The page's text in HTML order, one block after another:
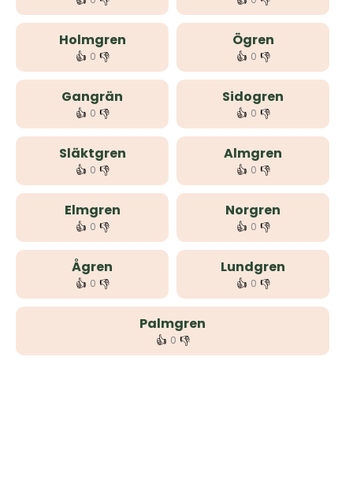
Holmgren
👍 0 👎
Ögren
👍 0 👎
Gangrän
👍 0 👎
Sidogren
👍 0 👎
Släktgren
👍 0 👎
Almgren
👍 0 👎
Elmgren
👍 0 👎
Norgren
👍 0 👎
Ågren
👍 0 👎
Lundgren
👍 0 👎
Palmgren
👍 0 👎